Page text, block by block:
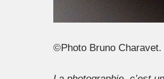
©Photo Bruno Charavet.